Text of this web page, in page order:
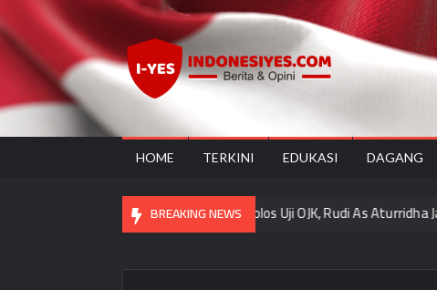
to
content
HOME TERKINI EDUKASI DAGANG
BREAKING NEWS
Lolos Uji OJK, Rudi As Aturridha Jadi